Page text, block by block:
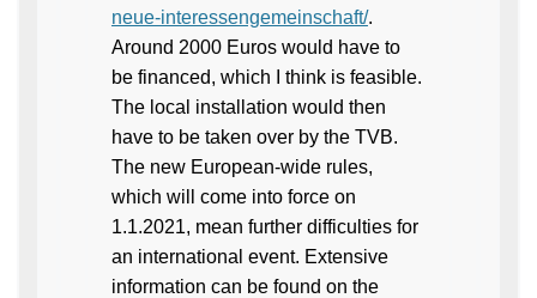
neue-interessengemeinschaft/.
Around 2000 Euros would have to
be financed, which I think is feasible.
The local installation would then
have to be taken over by the TVB.
The new European-wide rules,
which will come into force on
1.1.2021, mean further difficulties for
an international event. Extensive
information can be found on the